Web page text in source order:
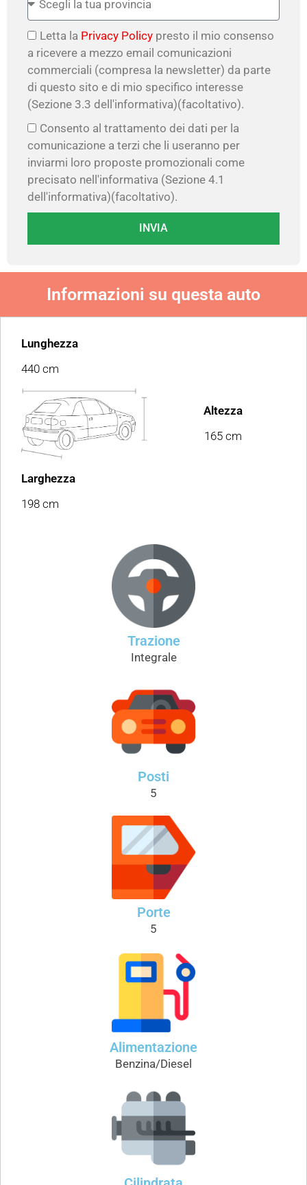
Letta la Privacy Policy presto il mio consenso
a ricevere a mezzo email comunicazioni
commerciali (compresa la newsletter) da parte
di questo sito e di mio specifico interesse
(Sezione 3.3 dell'informativa)(facoltativo).
Consento al trattamento dei dati per la
comunicazione a terzi che li useranno per
inviarmi loro proposte promozionali come
precisato nell'informativa (Sezione 4.1
dell'informativa)(facoltativo).
INVIA
Informazioni su questa auto
Lunghezza
440 cm
Altezza
165 cm
Larghezza
198 cm
Trazione
Integrale
Posti
5
Porte
5
Alimentazione
Benzina/Diesel